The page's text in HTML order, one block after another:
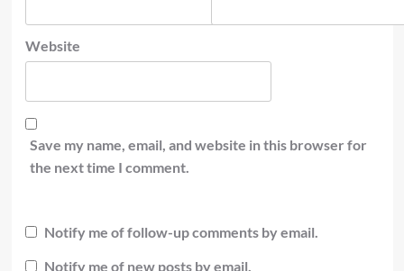
Website
Save my name, email, and website in this browser for
the next time I comment.
Notify me of follow-up comments by email.
Notify me of new posts by email.